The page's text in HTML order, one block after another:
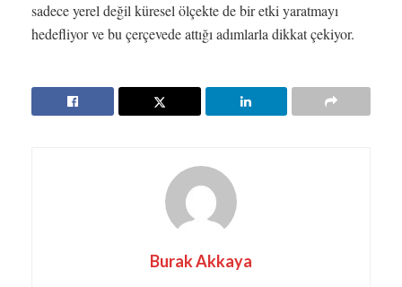
sadece yerel değil küresel ölçekte de bir etki yaratmayı
hedefliyor ve bu çerçevede attığı adımlarla dikkat çekiyor.
Burak Akkaya